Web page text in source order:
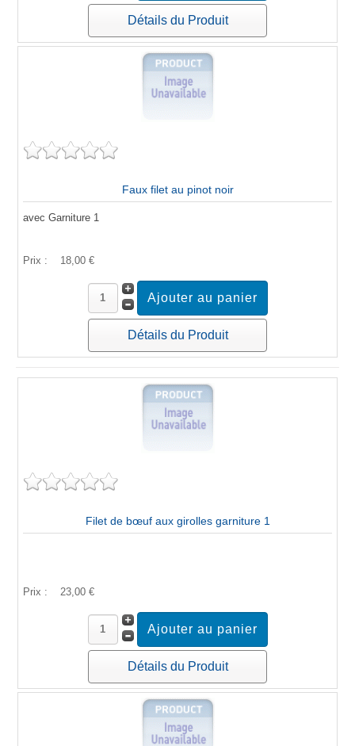
Détails du Produit
Faux filet au pinot noir
avec Garniture 1
Prix : 18,00 €
Détails du Produit
Filet de bœuf aux girolles garniture 1
Prix : 23,00 €
Détails du Produit